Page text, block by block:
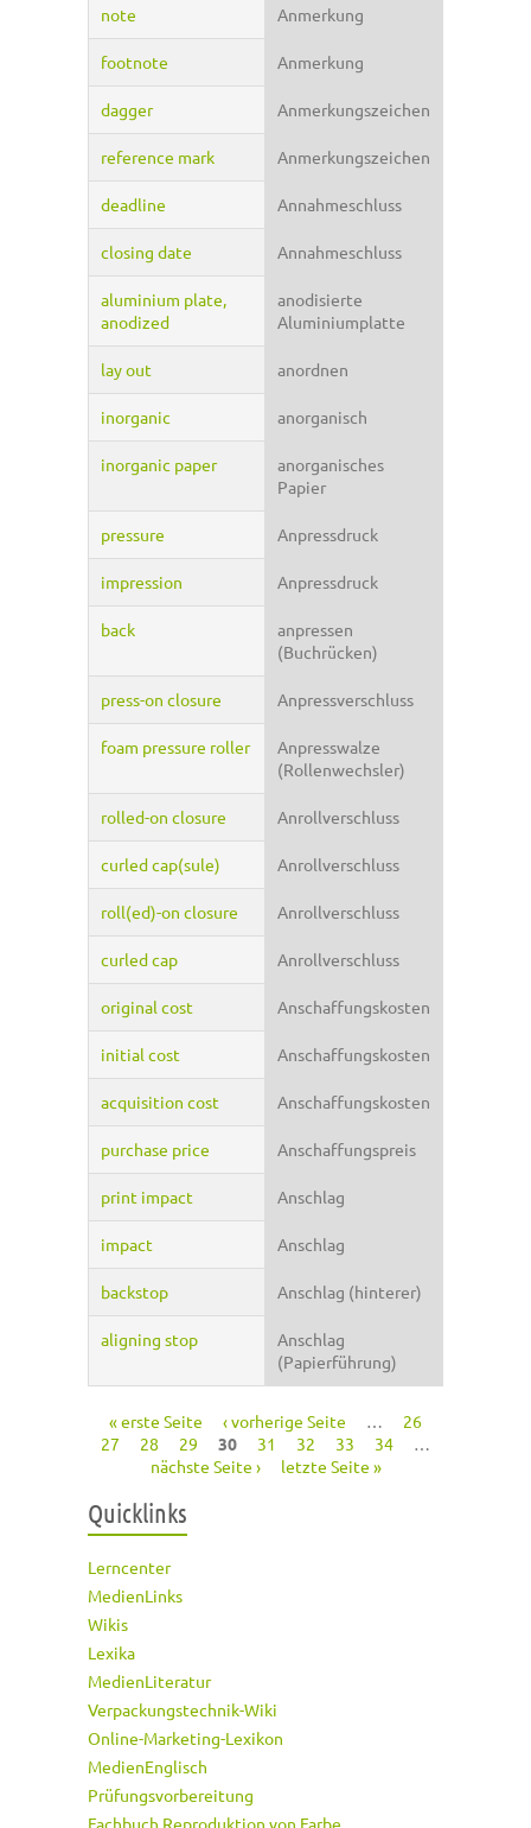
note Anmerkung
footnote Anmerkung
dagger Anmerkungszeichen
reference mark Anmerkungszeichen
deadline Annahmeschluss
closing date Annahmeschluss
aluminium plate,
anodized
anodisierte
Aluminiumplatte
lay out anordnen
inorganic anorganisch
inorganic paper
anorganisches
Papier
pressure Anpressdruck
impression Anpressdruck
back
anpressen
(Buchrücken)
press-on closure Anpressverschluss
foam pressure roller
Anpresswalze
(Rollenwechsler)
rolled-on closure Anrollverschluss
curled cap(sule) Anrollverschluss
roll(ed)-on closure Anrollverschluss
curled cap Anrollverschluss
original cost Anschaffungskosten
initial cost Anschaffungskosten
acquisition cost Anschaffungskosten
purchase price Anschaffungspreis
print impact Anschlag
impact Anschlag
backstop Anschlag (hinterer)
aligning stop
Anschlag
(Papierführung)
Seiten
« erste Seite ‹ vorherige Seite …
26
27
28 29 30 31 32 33 34
…
nächste Seite ›
letzte Seite »
Quicklinks
Lerncenter
MedienLinks
Wikis
Lexika
MedienLiteratur
Verpackungstechnik-Wiki
Online-Marketing-Lexikon
MedienEnglisch
Prüfungsvorbereitung
Fachbuch Reproduktion von Farbe